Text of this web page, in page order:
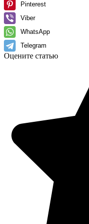
Pinterest
Viber
WhatsApp
Telegram
Оцените статью